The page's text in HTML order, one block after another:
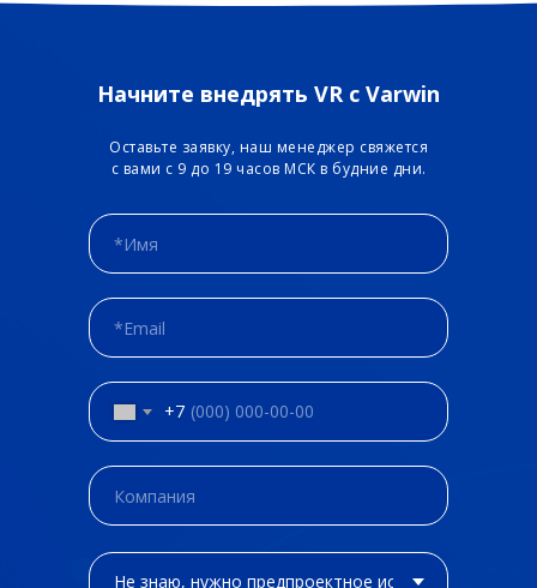
Начните внедрять VR с Varwin
Оставьте заявку, наш менеджер свяжется
с вами с 9 до 19 часов МСК в будние дни.
+7